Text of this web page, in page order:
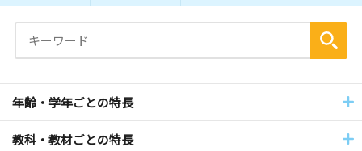
年齢・学年ごとの特長
教科・教材ごとの特長